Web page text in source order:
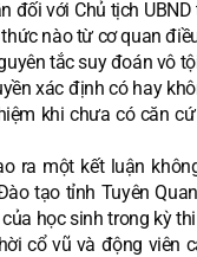
đối với Chủ tịch UBND
nào từ cơ quan
tắc suy đoán vô
xác định có hay
khi chưa có căn
ra một kết luận
tạo tỉnh Tuyên
học sinh trong kỳ
cổ vũ và động viên